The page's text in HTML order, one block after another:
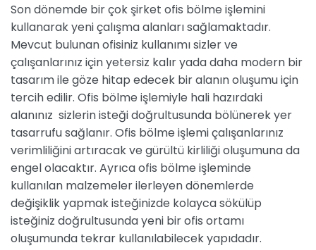
Son dönemde bir çok şirket ofis bölme işlemini
kullanarak yeni çalışma alanları sağlamaktadır.
Mevcut bulunan ofisiniz kullanımı sizler ve
çalışanlarınız için yetersiz kalır yada daha modern bir
tasarım ile göze hitap edecek bir alanın oluşumu için
tercih edilir. Ofis bölme işlemiyle hali hazırdaki
alanınız sizlerin isteği doğrultusunda bölünerek yer
tasarrufu sağlanır. Ofis bölme işlemi çalışanlarınız
verimliliğini artıracak ve gürültü kirliliği oluşumuna da
engel olacaktır. Ayrıca ofis bölme işleminde
kullanılan malzemeler ilerleyen dönemlerde
değişiklik yapmak isteğinizde kolayca sökülüp
isteğiniz doğrultusunda yeni bir ofis ortamı
oluşumunda tekrar kullanılabilecek yapıdadır.